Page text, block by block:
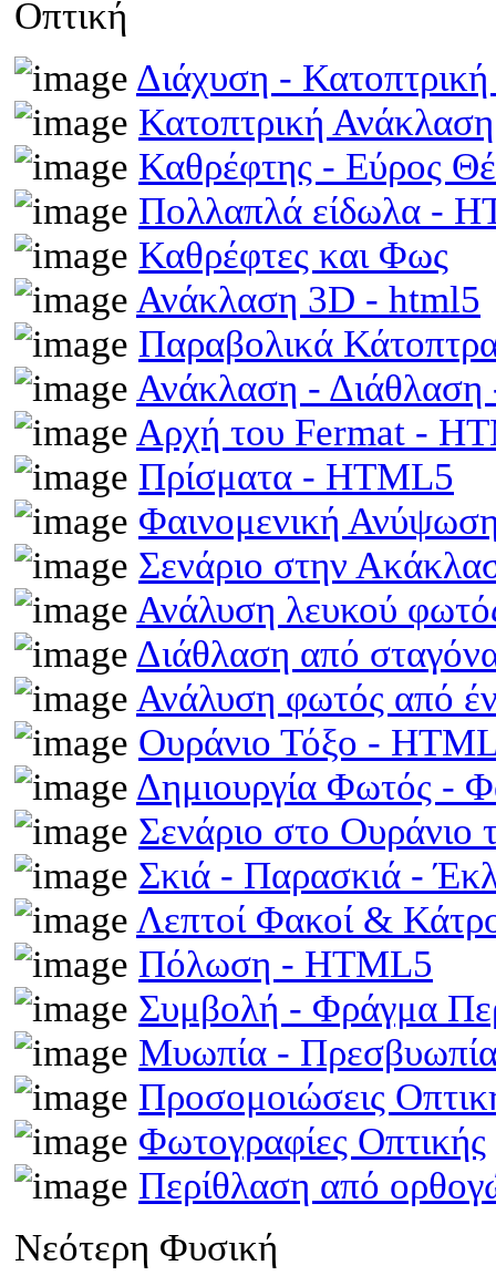
Οπτική
Διάχυση -
Κατοπτρική
Καθρέφτης - Εύρος
Πολλαπλά είδωλα -
Καθρέφτες και Φως
Ανάκλαση 3D - html5
Παραβολικά
Ανάκλαση -
Αρχή του Fermat -
Πρίσματα - HTML5
Φαινομενική
Σενάριο στην
Ανάλυση λευκού
Διάθλαση από
Ανάλυση φωτός από
Ουράνιο Τόξο -
Δημιουργία Φωτός -
Σενάριο στο Ουράνιο
Σκιά - Παρασκιά -
Λεπτοί Φακοί &
Πόλωση - HTML5
Συμβολή - Φράγμα
Μυωπία -
Προσομοιώσεις
Φωτογραφίες Οπτικής
Περίθλαση από
Νεότερη Φυσική